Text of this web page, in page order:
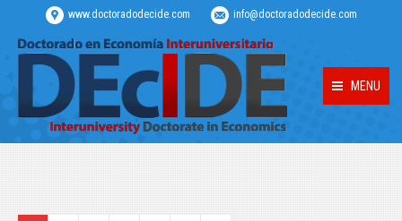
www.doctoradodecide.com info@doctoradodecide.com
MENU